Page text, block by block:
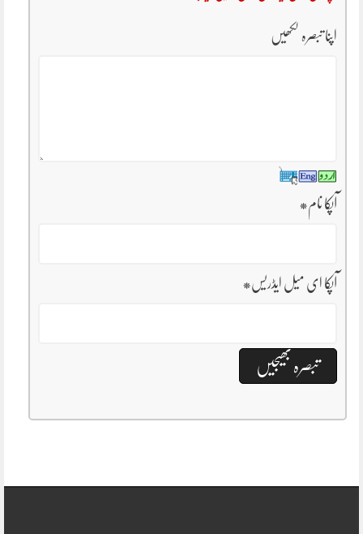
اپنا تبصرہ لکھیں
آپکا نام*
آپکا ای میل ایڈریس*